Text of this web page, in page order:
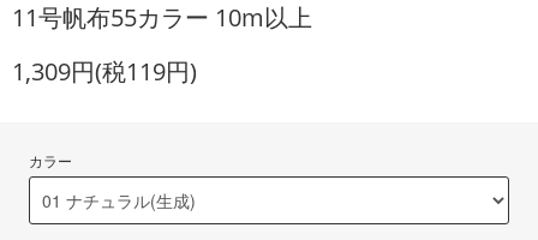
11号帆布55カラー 10m以上
1,309円(税119円)
カラー